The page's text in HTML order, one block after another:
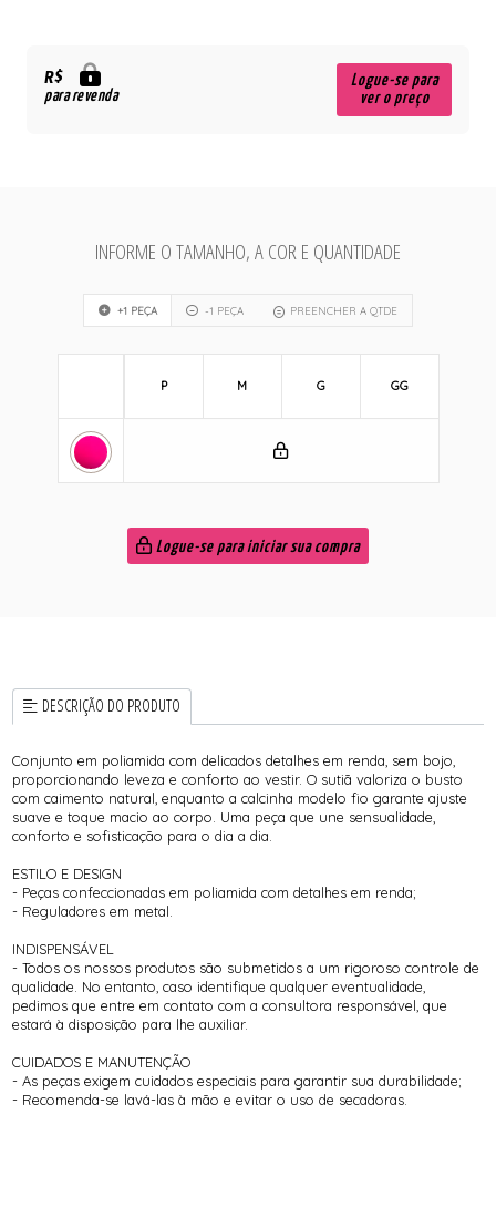
R$
para revenda
Logue-se para
ver o preço
INFORME O TAMANHO, A COR E QUANTIDADE
+1 PEÇA -1 PEÇA PREENCHER A QTDE
P M G GG
Logue-se para iniciar sua compra
DESCRIÇÃO DO PRODUTO
Conjunto em poliamida com delicados detalhes em renda, sem bojo,
proporcionando leveza e conforto ao vestir. O sutiã valoriza o busto
com caimento natural, enquanto a calcinha modelo fio garante ajuste
suave e toque macio ao corpo. Uma peça que une sensualidade,
conforto e sofisticação para o dia a dia.
ESTILO E DESIGN
- Peças confeccionadas em poliamida com detalhes em renda;
- Reguladores em metal.
INDISPENSÁVEL
- Todos os nossos produtos são submetidos a um rigoroso controle de
qualidade. No entanto, caso identifique qualquer eventualidade,
pedimos que entre em contato com a consultora responsável, que
estará à disposição para lhe auxiliar.
CUIDADOS E MANUTENÇÃO
- As peças exigem cuidados especiais para garantir sua durabilidade;
- Recomenda-se lavá-las à mão e evitar o uso de secadoras.